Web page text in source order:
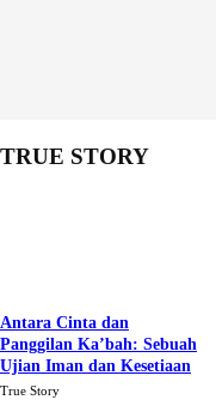
TRUE STORY
Antara Cinta dan
Panggilan Ka’bah: Sebuah
Ujian Iman dan Kesetiaan
True Story